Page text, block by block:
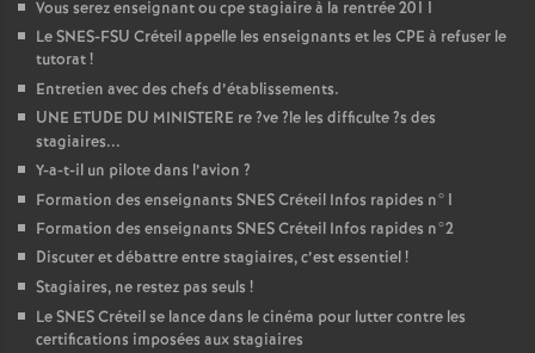
Vous serez enseignant ou cpe stagiaire à la rentrée 2011
LeSNES-FSU Créteil appelle les enseignants et les CPE à refuser le
tutorat!
Entretien avec des chefs d’établissements.
UNE ETUDE DU MINISTERE re?ve?le les difficulte?s des
stagiaires...
Y-a-t-il un pilote dans l’avion ?
Formation des enseignants SNESCréteil Infos rapides n°1
Formation des enseignants SNESCréteil Infos rapides n°2
Discuter et débattre entre stagiaires, c’est essentiel!
Stagiaires, ne restez pas seuls !
LeSNESCréteil se lance dans le cinéma pour lutter contre les
certifications imposées aux stagiaires